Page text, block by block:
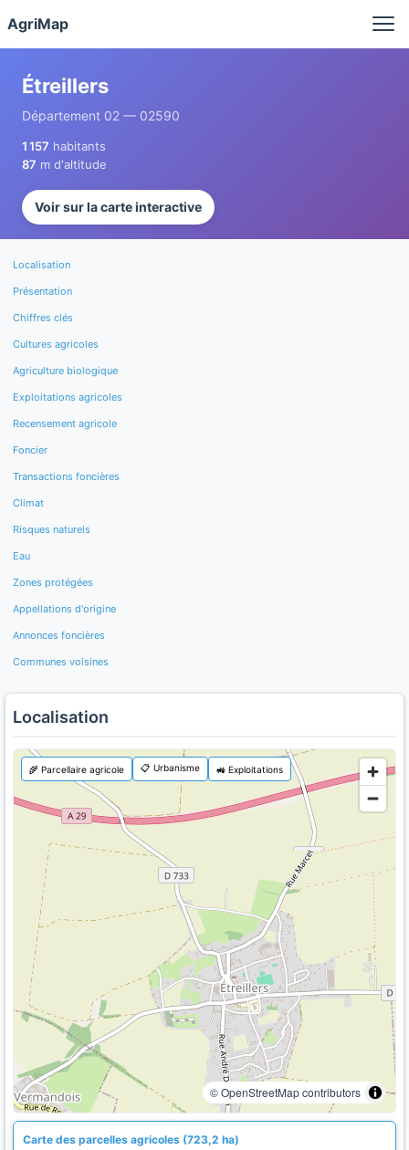
AgriMap
Étreillers
Département 02 — 02590
1 157 habitants
87 m d'altitude
Voir sur la carte interactive
Localisation
Présentation
Chiffres clés
Cultures agricoles
Agriculture biologique
Exploitations agricoles
Recensement agricole
Foncier
Transactions foncières
Climat
Risques naturels
Eau
Zones protégées
Appellations d'origine
Annonces foncières
Communes voisines
Localisation
© OpenStreetMap contributors
🌾 Parcellaire agricole 📋 Urbanisme 🚜 Exploitations
Carte des parcelles agricoles (723,2 ha)